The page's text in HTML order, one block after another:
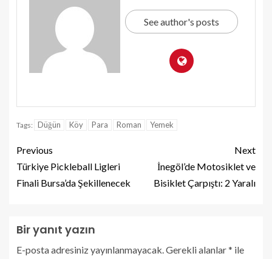
See author's posts
Tags: Düğün Köy Para Roman Yemek
Previous
Türkiye Pickleball Ligleri
Finali Bursa’da Şekillenecek
Next
İnegöl’de Motosiklet ve
Bisiklet Çarpıştı: 2 Yaralı
Bir yanıt yazın
E-posta adresiniz yayınlanmayacak.Gerekli alanlar* ile